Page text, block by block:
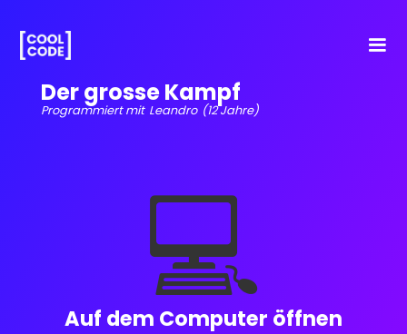
Der grosse Kampf
Programmiert mit Leandro (12 Jahre)
💻
Auf dem Computer öffnen